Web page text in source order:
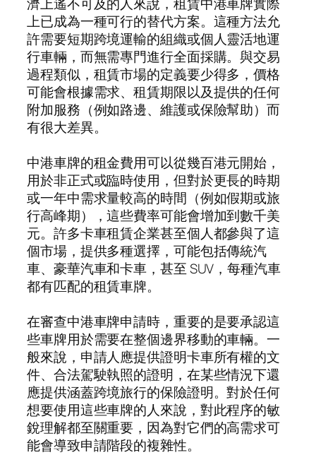
上已成為一種可行的替代方案。這種方法允
許需要短期跨境運輸的組織或個人靈活地運
行車輛，而無需專門進行全面採購。與交易
過程類似，租賃市場的定義要少得多，價格
可能會根據需求、租賃期限以及提供的任何
附加服務（例如路邊、維護或保險幫助）而
有很大差異。
中港車牌的租金費用可以從幾百港元開始，
用於非正式或臨時使用，但對於更長的時期
或一年中需求量較高的時間（例如假期或旅
行高峰期），這些費率可能會增加到數千美
元。許多卡車租賃企業甚至個人都參與了這
個市場，提供多種選擇，可能包括傳統汽
車、豪華汽車和卡車，甚至 SUV，每種汽車
都有匹配的租賃車牌。
在審查中港車牌申請時，重要的是要承認這
些車牌用於需要在整個邊界移動的車輛。一
般來說，申請人應提供證明卡車所有權的文
件、合法駕駛執照的證明，在某些情況下還
應提供涵蓋跨境旅行的保險證明。對於任何
想要使用這些車牌的人來說，對此程序的敏
銳理解都至關重要，因為對它們的高需求可
能會導致申請階段的複雜性。